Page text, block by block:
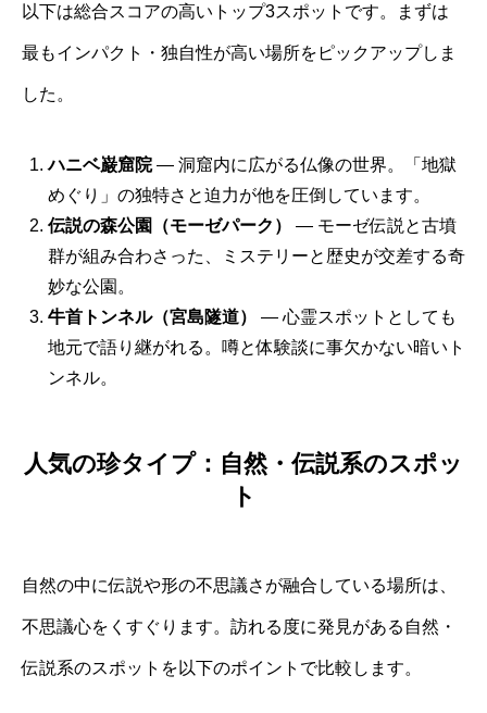
以下は総合スコアの高いトップ3スポットです。まずは
最もインパクト・独自性が高い場所をピックアップしま
した。
ハニベ巌窟院— 洞窟内に広がる仏像の世界。「地獄
めぐり」の独特さと迫力が他を圧倒しています。
伝説の森公園（モーゼパーク）
— モーゼ伝説と古墳
群が組み合わさった、ミステリーと歴史が交差する奇
妙な公園。
牛首トンネル（宮島隧道）
— 心霊スポットとしても
地元で語り継がれる。噂と体験談に事欠かない暗いト
ンネル。
人気の珍タイプ：自然・伝説系のスポッ
ト
自然の中に伝説や形の不思議さが融合している場所は、
不思議心をくすぐります。訪れる度に発見がある自然・
伝説系のスポットを以下のポイントで比較します。